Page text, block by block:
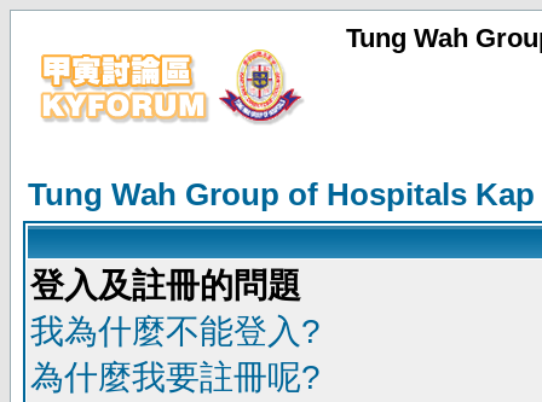
Tung Wah
Tung Wah Group of Hospitals
登入及註冊的問題
我為什麼不能登入?
為什麼我要註冊呢?